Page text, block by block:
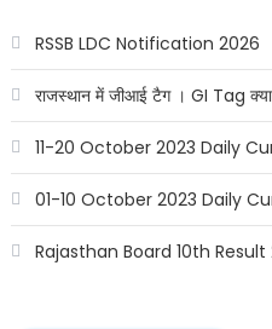
RSSB LDC Notification 2026
राजस्थान में जीआई टैग । GI Tag
11-20 October 2023 Daily
01-10 October 2023 Daily
Rajasthan Board 10th Result